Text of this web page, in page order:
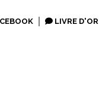
LIVRE D'OR